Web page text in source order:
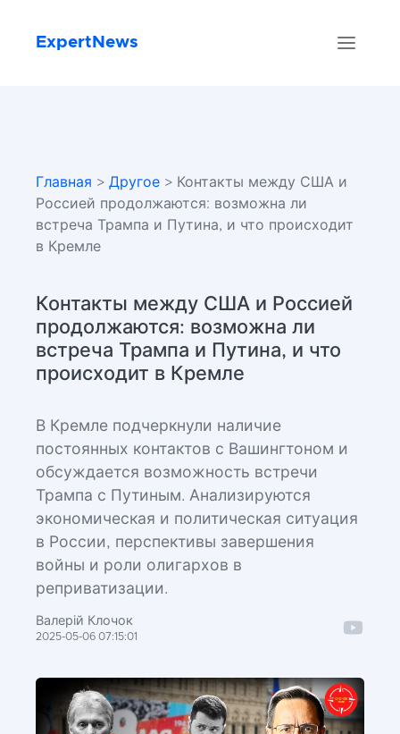
ExpertNews
Главная > Другое > Контакты между США и
Россией продолжаются: возможна ли
встреча Трампа и Путина, и что происходит
в Кремле
Контакты между США и Россией
продолжаются: возможна ли
встреча Трампа и Путина, и что
происходит в Кремле
В Кремле подчеркнули наличие
постоянных контактов с Вашингтоном и
обсуждается возможность встречи
Трампа с Путиным. Анализируются
экономическая и политическая ситуация
в России, перспективы завершения
войны и роли олигархов в
реприватизации.
Валерій Клочок
2025-05-06 07:15:01